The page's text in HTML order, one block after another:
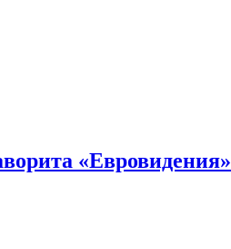
«Евровидения»